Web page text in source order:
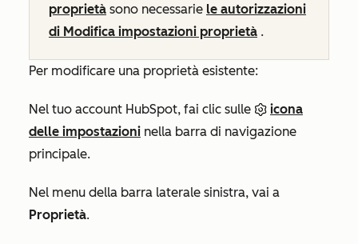
proprietà sono necessarie le autorizzazioni
di Modifica impostazioni proprietà .
Per modificare una proprietà esistente:
Nel tuo account HubSpot, fai clic sulle
icona
delle impostazioni nella barra di navigazione
principale.
Nel menu della barra laterale sinistra, vai a
Proprietà.